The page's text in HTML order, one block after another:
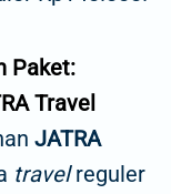
Paket:
Travel
JATRA
travelreguler